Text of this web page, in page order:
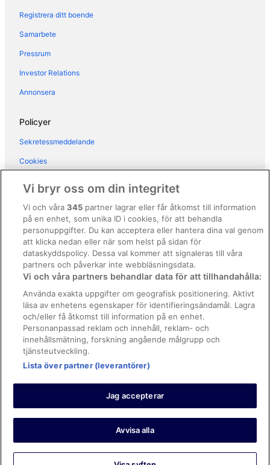
Hotell i Treviso
Registrera ditt boende
Samarbete
Pressrum
Investor Relations
Annonsera
Policyer
Sekretessmeddelande
Cookies
Regler och villkor för Vrbo
Tillgänglighetsanpassning
Juridisk information/Kontakta oss
Riktlinjer för innehåll och anmäla innehåll
Hjälp
Kontakta oss
Avboka eller ändra din bokning
Boka ett flyg med flygbolagskredit
Återbetalningsprocess och tidslinjer
© 2026 Expedia, Inc., ett företag inom Expedia Group.
https://www.expediagroup.com/ Med ensamrätt. MrJet är ett
varumärke eller registrerat varumärke som tillhör Expedia, Inc.
Vi bryr oss om din integritet
Vi och våra345 partner lagrar eller får åtkomst till information
på en enhet, som unika ID i cookies, för att behandla
personuppgifter. Du kan acceptera eller hantera dina val genom
att klicka nedan eller när som helst på sidan för
dataskyddspolicy. Dessa val kommer att signaleras till våra
partners och påverkar inte webbläsningsdata.
Vi och våra partners behandlar data för att tillhandahålla:
Använda exakta uppgifter om geografisk positionering. Aktivt
läsa av enhetens egenskaper för identifieringsändamål. Lagra
och/eller få åtkomst till information på en enhet.
Personanpassad reklam och innehåll, reklam- och
innehållsmätning, forskning angående målgrupp och
tjänsteutveckling.
Lista över partner (leverantörer)
Jag accepterar
Avvisa alla